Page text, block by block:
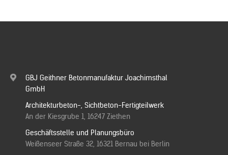
GBJ Geithner Betonmanufaktur Joachimsthal
GmbH
Architekturbeton-, Sichtbeton-Fertigteilwerk
An der Kiesgrube 1, 16247 Ziethen
Geschäftsstelle und Planungsbüro
Weißenseer Straße 32, 16321 Bernau bei Berlin